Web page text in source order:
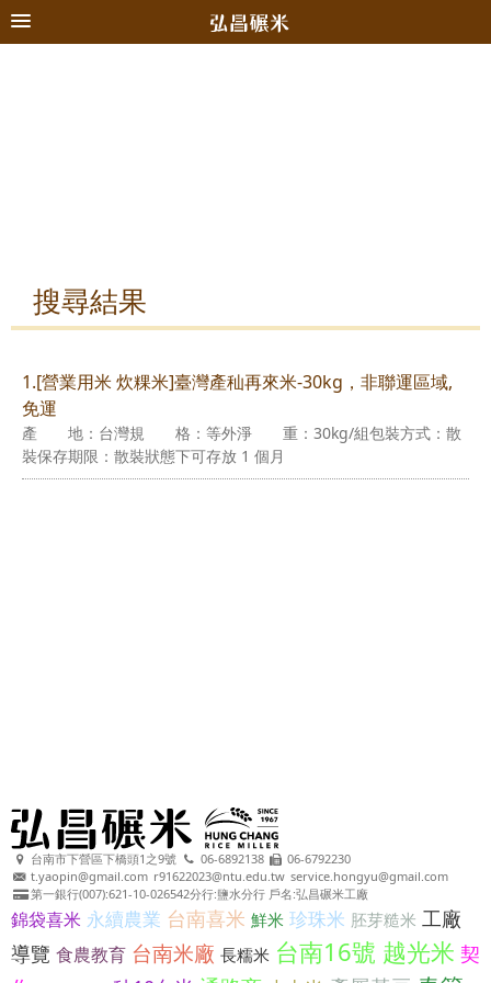
搜尋結果
1.[營業用米 炊粿米]臺灣產秈再來米-30kg，非聯運區域,
免運
產 地：台灣規 格：等外淨 重：30kg/組包裝方式：散
裝保存期限：散裝狀態下可存放 1 個月
台南市下營區下橋頭1之9號 06-6892138
06-6792230
t.yaopin@gmail.com r91622023@ntu.edu.tw service.hongyu@gmail.com
第一銀行(007):621-10-026542分行:鹽水分行 戶名:弘昌碾米工廠
錦袋喜米 永續農業 台南喜米 鮮米 珍珠米 胚芽糙米 工廠
導覽 食農教育 台南米廠 長糯米 台南16號 越光米 契